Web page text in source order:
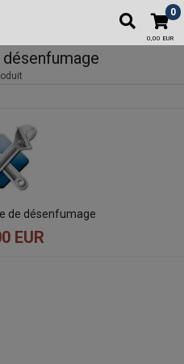
0
0,00 EUR
de désenfumage
EUR